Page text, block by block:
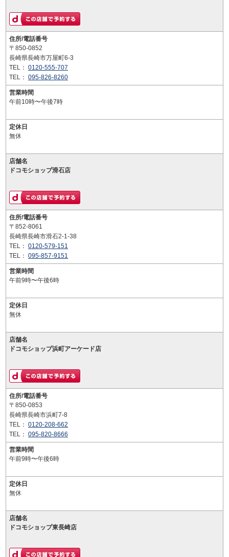
住所/電話番号
〒850-0852
長崎県長崎市万屋町6-3
TEL： 0120-555-707
TEL： 095-826-8260
営業時間
午前10時〜午後7時
定休日
無休
店舗名
ドコモショップ滑石店
住所/電話番号
〒852-8061
長崎県長崎市滑石2-1-38
TEL： 0120-579-151
TEL： 095-857-9151
営業時間
午前9時〜午後6時
定休日
無休
店舗名
ドコモショップ浜町アーケード店
住所/電話番号
〒850-0853
長崎県長崎市浜町7-8
TEL： 0120-208-662
TEL： 095-820-8666
営業時間
午前9時〜午後6時
定休日
無休
店舗名
ドコモショップ東長崎店